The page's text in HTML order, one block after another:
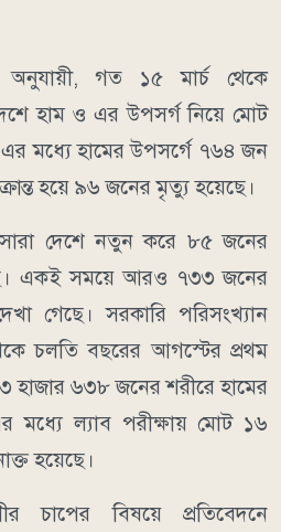
অনুযায়ী, গত ১৫ মার্চ থেকে
হাম ও এর উপসর্গ নিয়ে মোট
মধ্যে হামের উপসর্গে ৭৬৪ জন
হয়ে ৯৬ জনের মৃত্যু হয়েছে।
দেশে নতুন করে ৮৫ জনের
একই সময়ে আরও ৭৩৩ জনের
গেছে। সরকারি পরিসংখ্যান
চলতি বছরের আগস্টের প্রথম
হাজার ৬৩৮ জনের শরীরে হামের
মধ্যে ল্যাব পরীক্ষায় মোট ১৬
হয়েছে।
চাপের বিষয়ে প্রতিবেদনে